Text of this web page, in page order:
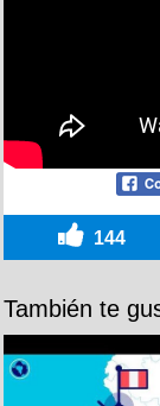
144
También te